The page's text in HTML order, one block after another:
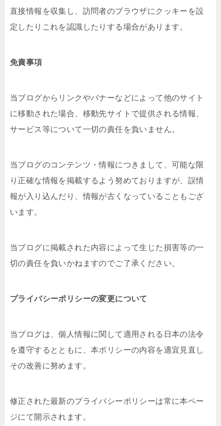
直接情報を収集し、訪問者のブラウザにクッキーを設
定したりこれを認識したりする場合があります。
免責事項
当ブログからリンクやバナーなどによって他のサイト
に移動された場合、移動先サイトで提供される情報、
サービス等について一切の責任を負いません。
当ブログのコンテンツ・情報につきまして、可能な限
り正確な情報を掲載するよう努めておりますが、誤情
報が入り込んだり、情報が古くなっていることもござ
います。
当ブログに掲載された内容によって生じた損害等の一
切の責任を負いかねますのでご了承ください。
プライバシーポリシーの変更について
当ブログは、個人情報に関して適用される日本の法令
を遵守するとともに、本ポリシーの内容を適宜見直し
その改善に努めます。
修正された最新のプライバシーポリシーは常に本ペー
ジにて開示されます。